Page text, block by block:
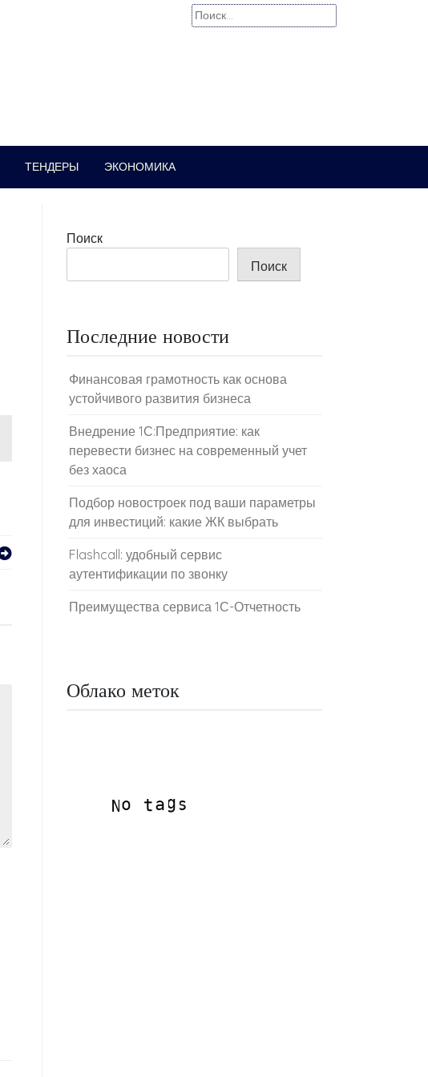
Найти:
ТЕНДЕРЫ ЭКОНОМИКА
Поиск
Поиск
Последние новости
Финансовая грамотность как основа
устойчивого развития бизнеса
Внедрение 1С:Предприятие: как
перевести бизнес на современный учет
без хаоса
Подбор новостроек под ваши параметры
для инвестиций: какие ЖК выбрать
Flashcall: удобный сервис
аутентификации по звонку
Преимущества сервиса 1С-Отчетность
Облако меток